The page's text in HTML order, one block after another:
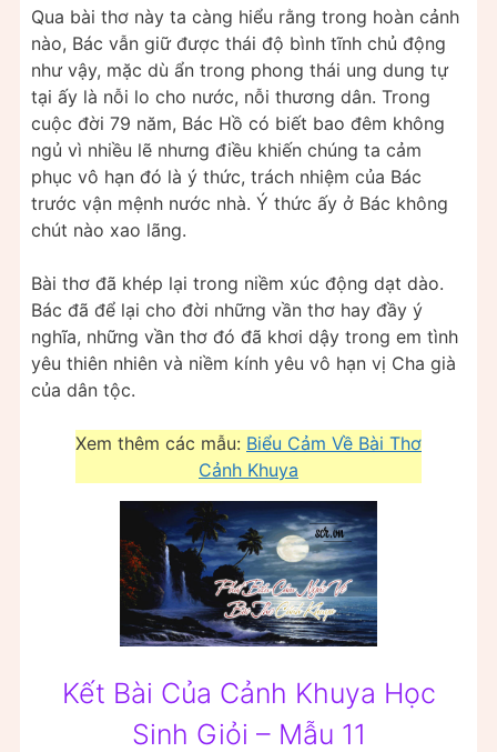
Qua bài thơ này ta càng hiểu rằng trong hoàn cảnh
nào, Bác vẫn giữ được thái độ bình tĩnh chủ động
như vậy, mặc dù ẩn trong phong thái ung dung tự
tại ấy là nỗi lo cho nước, nỗi thương dân. Trong
cuộc đời 79 năm, Bác Hồ có biết bao đêm không
ngủ vì nhiều lẽ nhưng điều khiến chúng ta cảm
phục vô hạn đó là ý thức, trách nhiệm của Bác
trước vận mệnh nước nhà. Ý thức ấy ở Bác không
chút nào xao lãng.
Bài thơ đã khép lại trong niềm xúc động dạt dào.
Bác đã để lại cho đời những vần thơ hay đầy ý
nghĩa, những vần thơ đó đã khơi dậy trong em tình
yêu thiên nhiên và niềm kính yêu vô hạn vị Cha già
của dân tộc.
Xem thêm các mẫu: Biểu Cảm Về Bài Thơ
Cảnh Khuya
Kết Bài Của Cảnh Khuya Học
Sinh Giỏi – Mẫu 11